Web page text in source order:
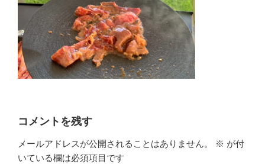
コメントを残す
メールアドレスが公開されることはありません。 ※ が付
いている欄は必須項目です